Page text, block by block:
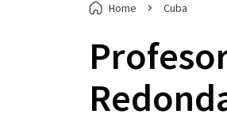
Home Cuba